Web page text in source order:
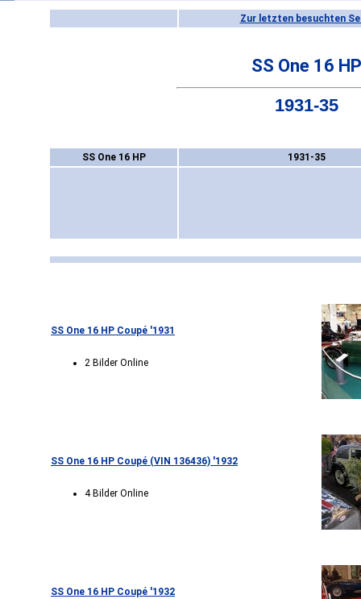
Zur letzten besuchten
SS One 16 HP
1931-35
SS One 16 HP 1931-35
SS One 16 HP Coupé '1931
2 Bilder Online
SS One 16 HP Coupé (VIN 136436) '1932
4 Bilder Online
SS One 16 HP Coupé '1932